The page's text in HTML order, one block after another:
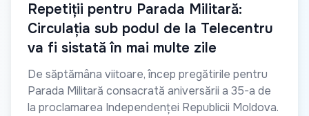
Repetiții pentru Parada Militară:
Circulația sub podul de la Telecentru
va fi sistată în mai multe zile
De săptămâna viitoare, încep pregătirile pentru
Parada Militară consacrată aniversării a 35-a de
la proclamarea Independenței Republicii Moldova.